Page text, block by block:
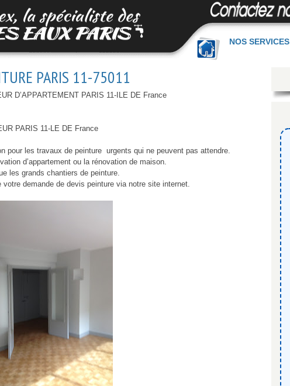
NOS SERVICES
PARIS 11-75011
D’APPARTEMENT PARIS 11-ILE DE France
PARIS 11-LE DE France
pour les travaux de peinture urgents qui ne peuvent pas attendre.
d’appartement ou la rénovation de maison.
les grands chantiers de peinture.
demande de devis peinture via notre site internet.